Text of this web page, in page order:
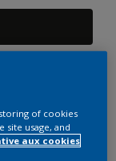
of cookies
site usage, and
aux cookies